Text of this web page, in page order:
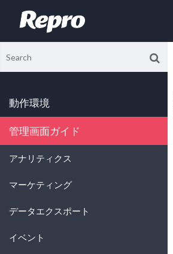
動作環境
管理画面ガイド
アナリティクス
マーケティング
データエクスポート
イベント